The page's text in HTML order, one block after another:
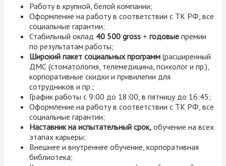
Работу в крупной, белой компании;
Оформление на работу в соответствии с ТК РФ, все
социальные гарантии;
Стабильный оклад 40 500 gross + годовые премии
по результатам работы;
Широкий пакет социальных программ (расширенный
ДМС (стоматология, телемедицина, психолог и пр.),
корпоративные скидки и привилегии для
сотрудников и пр.;
График работы с 9:00 до 18:00, в пятницу до 16:45;
Оформление на работу в соответствии с ТК РФ, все
социальные гарантии;
Наставник на испытательный срок, обучение на всех
этапах карьеры;
Внешнее и внутреннее обучение, корпоративная
библиотека;